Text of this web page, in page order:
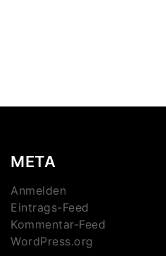
META
Anmelden
Eintrags-Feed
Kommentar-Feed
WordPress.org